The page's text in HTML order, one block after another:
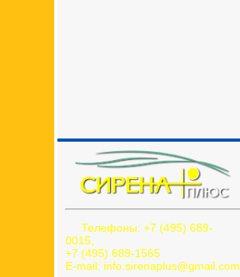
Телефоны: +7 (495) 689-
0015,
+7 (495) 689-1565
E-mail: info.sirenaplus@gmail.com